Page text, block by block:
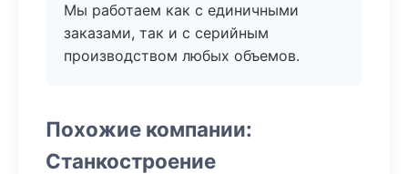
Мы работаем как с единичными
заказами, так и с серийным
производством любых объемов.
Похожие компании:
Станкостроение